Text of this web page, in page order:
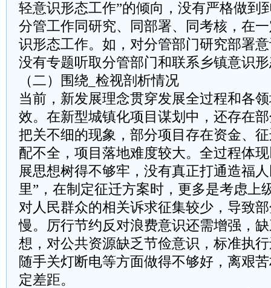
轻意识形态工作”的倾向，没有严格做到
分管工作同研究、同部署、同考核，在
识形态工作。如，对分管部门研究部署
没有专题听取分管部门和联系乡镇意识
（二）围绕_检视剖析情况
当前，新发展理念贯穿发展全过程和各
效。在新型城镇化项目谋划中，还存在
把关不细的现象，部分项目存在资金、
配不全，项目落地难度较大。全过程体
展思想树得不够牢，没有真正打通造福
里”，在制定征迁方案时，更多是考虑上
对人民群众的相关诉求征集较少，导致
慢。厉行节约反对浪费意识还需增强，
想，对公共资源缺乏节俭意识，标准执
随手关灯断电等方面做得不够好，离艰
定差距。